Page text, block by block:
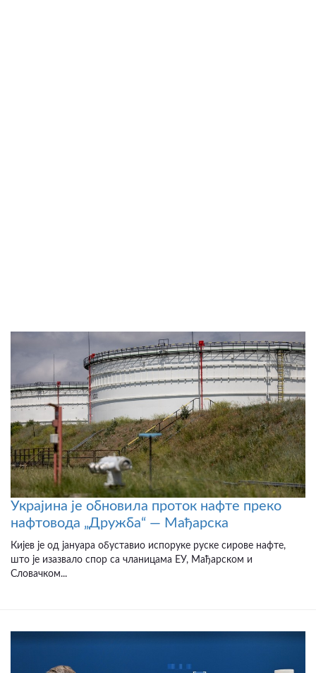
Украјина је обновила проток нафте преко
нафтовода „Дружба“ — Мађарска
Кијев је од јануара обуставио испоруке руске сирове нафте,
што је изазвало спор са чланицама ЕУ, Мађарском и
Словачком...